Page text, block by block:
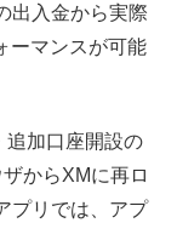
出入金から実際
ーマンスが可能
追加口座開設の
からXMに再ロ
プリでは、アプ